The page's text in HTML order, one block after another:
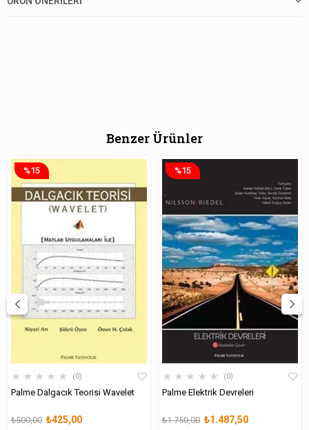
Benzer Ürünler
★ ★ ★ ★ ★ 0
Palme Dalgacık Teorisi Wavelet
₺425,00
₺500,00
%15
★ ★ ★ ★ ★ 0
Palme Elektrik Devreleri
₺1.487,50
₺1.750,00
%15